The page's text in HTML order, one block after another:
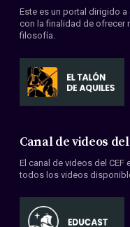
Convenios
Este es un portal dirigido
con la finalidad de ofrecer
filosofía.
Canal de videos del
El canal de videos del CEF
todos los videos